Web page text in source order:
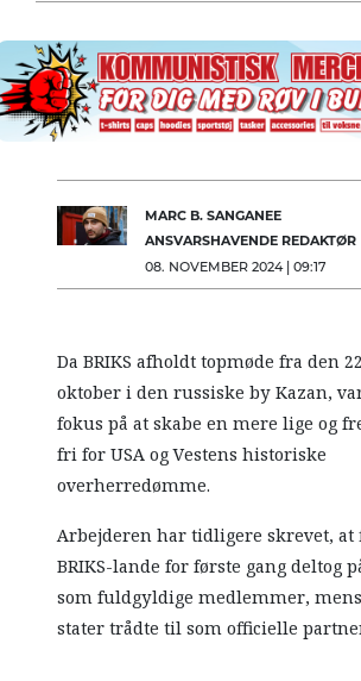
MARC B. SANGANEE
ANSVARSHAVENDE REDAKTØR
08. NOVEMBER 2024 | 09:17
Da BRIKS afholdt topmøde fra den
oktober i den russiske by Kazan,
fokus på at skabe en mere lige og
fri for USA og Vestens historiske
overherredømme.
Arbejderen har tidligere skrevet, at
BRIKS-lande for første gang deltog
som fuldgyldige medlemmer,
stater trådte til som officielle